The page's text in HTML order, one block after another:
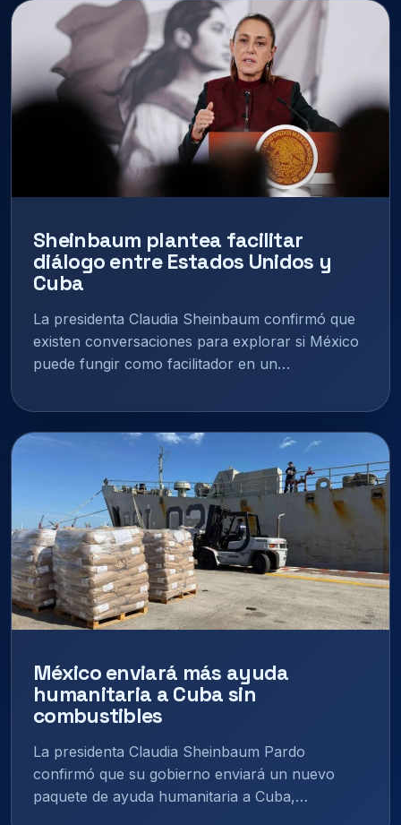
Sheinbaum plantea facilitar
diálogo entre Estados Unidos y
Cuba
La presidenta Claudia Sheinbaum confirmó que
existen conversaciones para explorar si México
puede fungir como facilitador en un…
México enviará más ayuda
humanitaria a Cuba sin
combustibles
La presidenta Claudia Sheinbaum Pardo
confirmó que su gobierno enviará un nuevo
paquete de ayuda humanitaria a Cuba,…